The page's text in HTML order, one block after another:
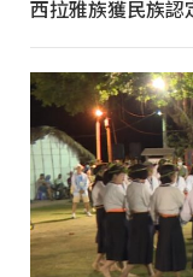
西拉雅族獲民族認